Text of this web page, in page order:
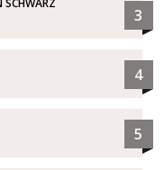
SCHWARZ
3
4
5